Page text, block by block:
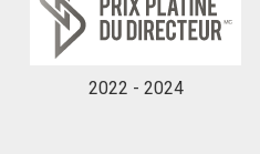
2022 - 2024